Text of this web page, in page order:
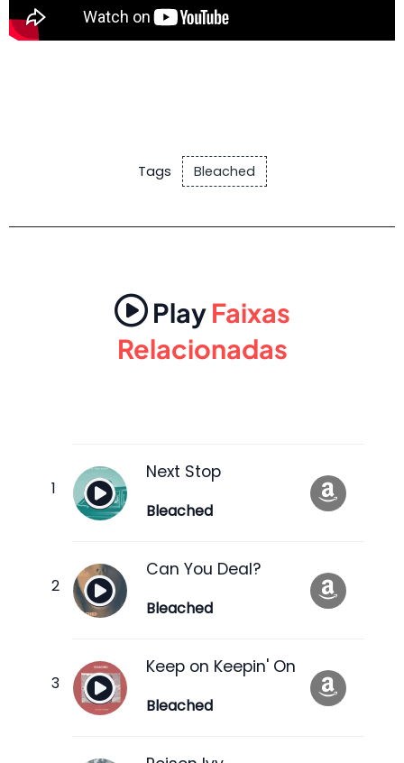
Tags Bleached
PlayFaixas
Relacionadas
Next Stop
Bleached
Can You Deal?
Bleached
Keep on Keepin' On
Bleached